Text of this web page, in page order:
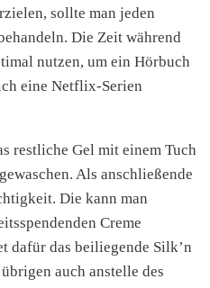
sollte man jeden
Die Zeit während
nutzen, um ein Hörbuch
eine Netflix-Serien
restliche Gel mit einem Tuch
Als anschließende
Die kann man
Creme
dafür das beiliegende Silk’n
auch anstelle des